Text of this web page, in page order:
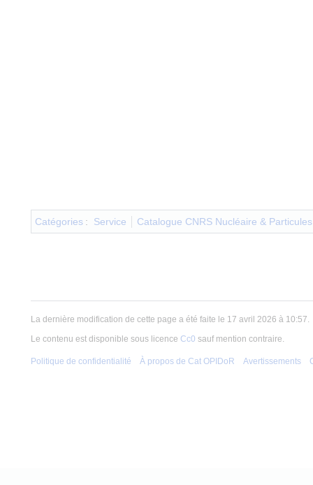
Catégories : Service Catalogue CNRS Nucléaire & Particules
La dernière modification de cette page a été faite le 17 avril 2026 à 10:57.
Le contenu est disponible sous licence Cc0 sauf mention contraire.
Politique de confidentialité À propos de Cat OPIDoR Avertissements